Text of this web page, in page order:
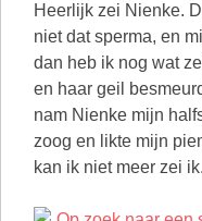
Heerlijk zei Nienke.
niet dat sperma, en
dan heb ik nog wat
en haar geil
nam Nienke mijn
zoog en likte mijn
kan ik niet meer zei